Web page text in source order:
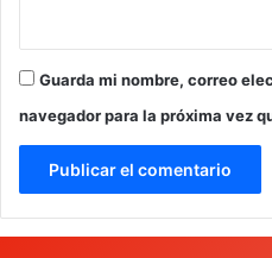
Guarda mi nombre, correo
navegador para la próxima vez